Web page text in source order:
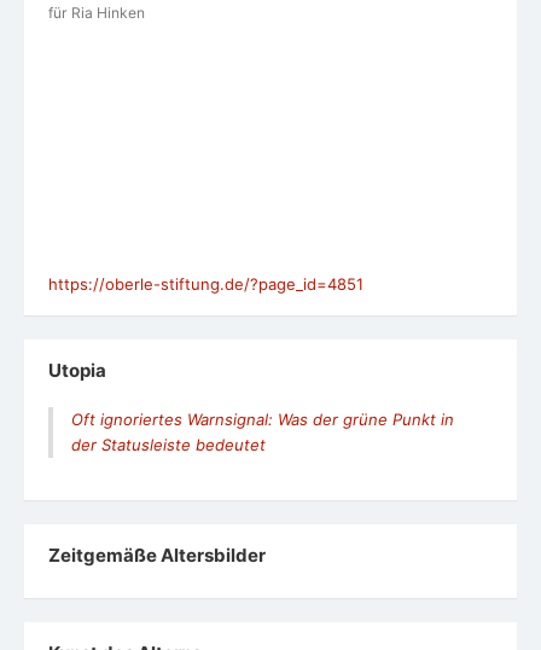
für Ria Hinken
https://oberle-stiftung.de/?page_id=4851
Utopia
Oft ignoriertes Warnsignal: Was der grüne Punkt in
der Statusleiste bedeutet
Zeit­ge­mäße Alters­bil­der